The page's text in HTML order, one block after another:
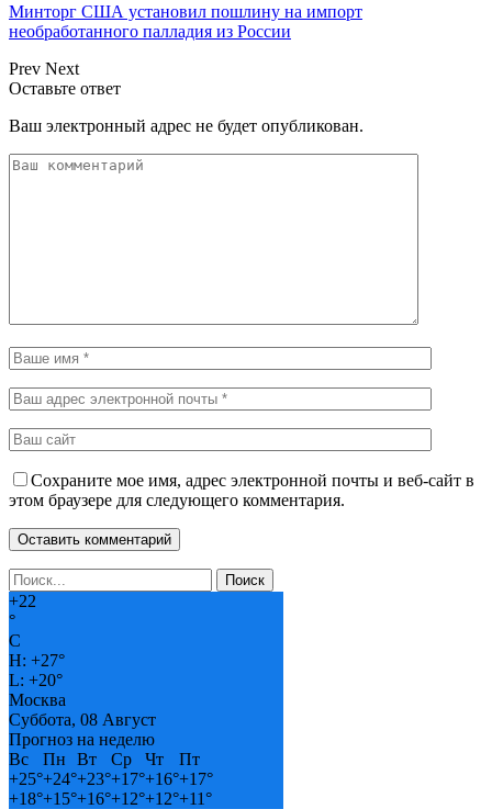
Минторг США установил пошлину на импорт
необработанного палладия из России
Prev Next
Оставьте ответ
Ваш электронный адрес не будет опубликован.
Сохраните мое имя, адрес электронной почты и веб-сайт в
этом браузере для следующего комментария.
+22
°
C
H: +27°
L: +20°
Москва
Суббота, 08 Август
Прогноз на неделю
Вс
Пн Вт Ср Чт
Пт
+25°+24°+23°+17°+16°+17°
+18°+15°+16°+12°+12°+11°